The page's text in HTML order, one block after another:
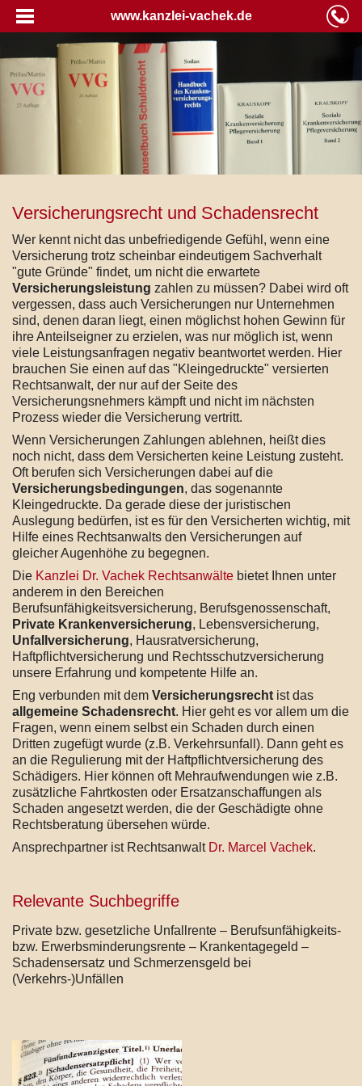
www.kanzlei-vachek.de
Versicherungsrecht und Schadensrecht
Wer kennt nicht das unbefriedigende Gefühl, wenn eine
Versicherung trotz scheinbar eindeutigem Sachverhalt
"gute Gründe" findet, um nicht die erwartete
Versicherungsleistung zahlen zu müssen? Dabei wird oft
vergessen, dass auch Versicherungen nur Unternehmen
sind, denen daran liegt, einen möglichst hohen Gewinn für
ihre Anteilseigner zu erzielen, was nur möglich ist, wenn
viele Leistungsanfragen negativ beantwortet werden. Hier
brauchen Sie einen auf das "Kleingedruckte" versierten
Rechtsanwalt, der nur auf der Seite des
Versicherungsnehmers kämpft und nicht im nächsten
Prozess wieder die Versicherung vertritt.
Wenn Versicherungen Zahlungen ablehnen, heißt dies
noch nicht, dass dem Versicherten keine Leistung zusteht.
Oft berufen sich Versicherungen dabei auf die
Versicherungsbedingungen, das sogenannte
Kleingedruckte. Da gerade diese der juristischen
Auslegung bedürfen, ist es für den Versicherten wichtig, mit
Hilfe eines Rechtsanwalts den Versicherungen auf
gleicher Augenhöhe zu begegnen.
Die Kanzlei Dr. Vachek Rechtsanwälte bietet Ihnen unter
anderem in den Bereichen
Berufsunfähigkeitsversicherung, Berufsgenossenschaft,
Private Krankenversicherung, Lebensversicherung,
Unfallversicherung, Hausratversicherung,
Haftpflichtversicherung und Rechtsschutzversicherung
unsere Erfahrung und kompetente Hilfe an.
Eng verbunden mit dem Versicherungsrecht ist das
allgemeine Schadensrecht. Hier geht es vor allem um die
Fragen, wenn einem selbst ein Schaden durch einen
Dritten zugefügt wurde (z.B. Verkehrsunfall). Dann geht es
an die Regulierung mit der Haftpflichtversicherung des
Schädigers. Hier können oft Mehraufwendungen wie z.B.
zusätzliche Fahrtkosten oder Ersatzanschaffungen als
Schaden angesetzt werden, die der Geschädigte ohne
Rechtsberatung übersehen würde.
Ansprechpartner ist Rechtsanwalt Dr. Marcel Vachek.
Relevante Suchbegriffe
Private bzw. gesetzliche Unfallrente – Berufsunfähigkeits-
bzw. Erwerbsminderungsrente – Krankentagegeld –
Schadensersatz und Schmerzensgeld bei
(Verkehrs-)Unfällen